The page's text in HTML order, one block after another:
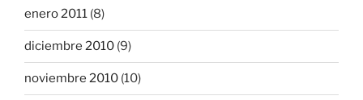
enero 2011 (8)
diciembre 2010 (9)
noviembre 2010 (10)